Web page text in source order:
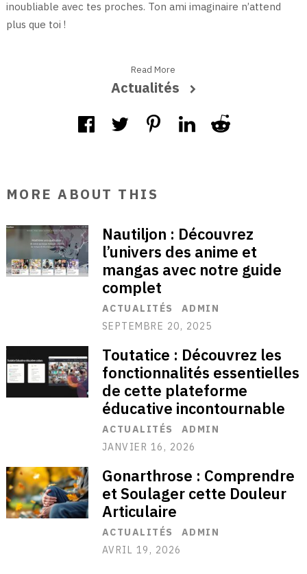
inoubliable avec tes proches. Ton ami imaginaire n’attend
plus que toi !
Read More
Actualités
MORE ABOUT THIS
Nautiljon : Découvrez
l’univers des anime et
mangas avec notre guide
complet
ACTUALITÉS
ADMIN
SEPTEMBRE 20, 2025
Toutatice : Découvrez les
fonctionnalités essentielles
de cette plateforme
éducative incontournable
ACTUALITÉS
ADMIN
JANVIER 16, 2026
Gonarthrose : Comprendre
et Soulager cette Douleur
Articulaire
ACTUALITÉS
ADMIN
AVRIL 19, 2026